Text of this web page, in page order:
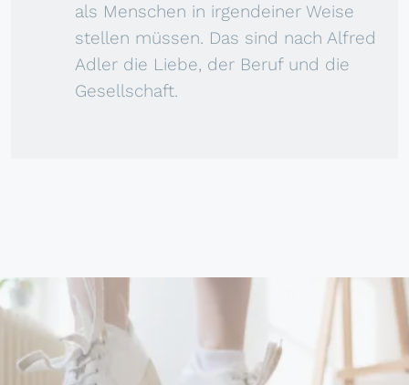
als Menschen in irgendeiner Weise
stellen müssen. Das sind nach Alfred
Adler die Liebe, der Beruf und die
Gesellschaft.